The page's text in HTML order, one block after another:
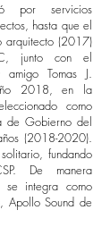
por servicios
hasta que el
arquitecto (2017)
junto con el
amigo Tomas J.
2018, en la
como
de Gobierno del
(2018-2020).
fundando
De manera
integra como
Apollo Sound de